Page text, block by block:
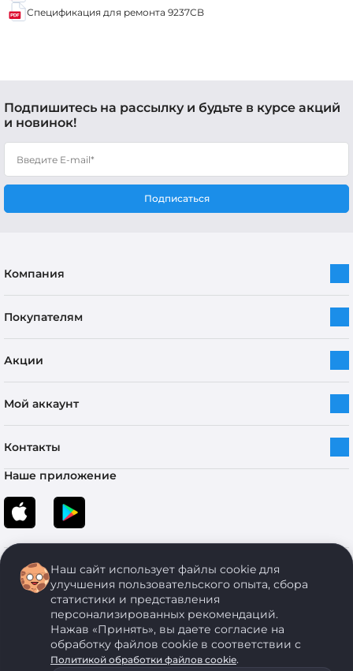
Спецификация для ремонта 9237CB
Подпишитесь на рассылку и будьте в курсе акций
и новинок!
Подписаться
Компания
Покупателям
Акции
Мой аккаунт
Контакты
Наше приложение
Copyright © 2005-2026 ОДО “ЭКОНОМСТРОЙ”. Все права защищены.
Наш сайт использует файлы cookie для
улучшения пользовательского опыта, сбора
статистики и представления
персонализированных рекомендаций.
Нажав «Принять», вы даете согласие на
обработку файлов cookie в соответствии с
Политикой обработки файлов cookie.